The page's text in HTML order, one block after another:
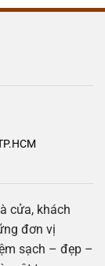
cửa, khách
đơn vị
sạch – đẹp –